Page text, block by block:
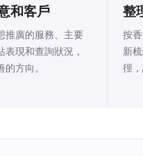
和客戶
推廣的服務、主要
現和查詢狀況，
方向。
整
按
新
徑